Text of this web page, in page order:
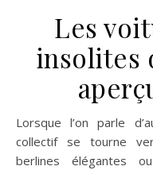
Les
insolites
Lorsque l’on parle d’automobiles, souvent, l’imaginaire
collectif se tourne
berlines élégantes